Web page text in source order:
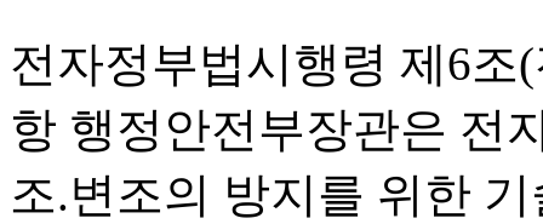
전자정부법시행령 제6조
항 행정안전부장관은 전
조.변조의 방지를 위한